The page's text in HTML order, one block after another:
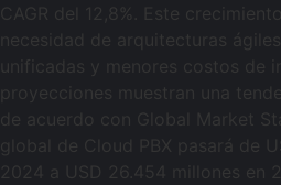
CAGR del 12,8%. Este
necesidad de arquitecturas
unificadas y menores costos de
proyecciones muestran una
de acuerdo con Global Market
global de Cloud PBX pasará de
2024 a USD 26.454 millones en